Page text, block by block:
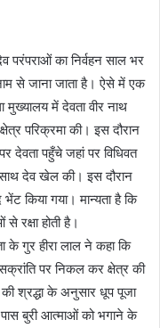
परंपराओं का निर्वहन साल भर
से जाना जाता है। ऐसे में एक
मुख्यालय में देवता वीर नाथ
परिक्रमा की। इस दौरान
देवता पहुँचे जहां पर विधिवत
देव खेल की। इस दौरान
किया गया। मान्यता है कि
रक्षा होती है।
के गुर हीरा लाल ने कहा कि
पर निकल कर क्षेत्र की
श्रद्धा के अनुसार धूप पूजा
बुरी आत्माओं को भगाने के